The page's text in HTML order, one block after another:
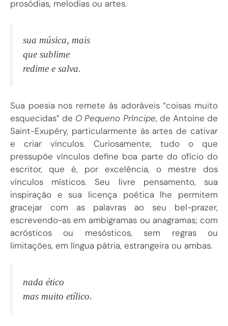
prosódias, melodias ou artes.
sua música, mais
que sublime
redime e salva.
Sua poesia nos remete às adoráveis “coisas muito
esquecidas” de O Pequeno Príncipe, de Antoine de
Saint-Exupéry, particularmente às artes de cativar
e criar vínculos. Curiosamente, tudo o que
pressupõe vínculos define boa parte do ofício do
escritor, que é, por excelência, o mestre dos
vínculos místicos. Seu livre pensamento, sua
inspiração e sua licença poética lhe permitem
gracejar com as palavras ao seu bel-prazer,
escrevendo-as em ambigramas ou anagramas; com
acrósticos ou mesósticos, sem regras ou
limitações, em língua pátria, estrangeira ou ambas.
nada ético
mas muito etílico.